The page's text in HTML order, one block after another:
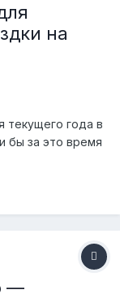
на
текущего года в
бы за это время
снегоходах к
—